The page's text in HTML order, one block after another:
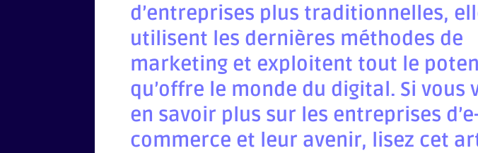
d’entreprises plus traditionnelles,
utilisent les dernières méthodes de
marketing et exploitent tout le
qu’offre le monde du digital. Si vous
en savoir plus sur les entreprises
commerce et leur avenir, lisez cet